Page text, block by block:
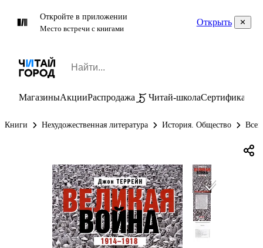
Откройте в приложении
Место встречи с книгами
Открыть
МагазиныАкцииРаспродажа Читай-школаСертификаты
Книги Нехудожественная литература История. Общество